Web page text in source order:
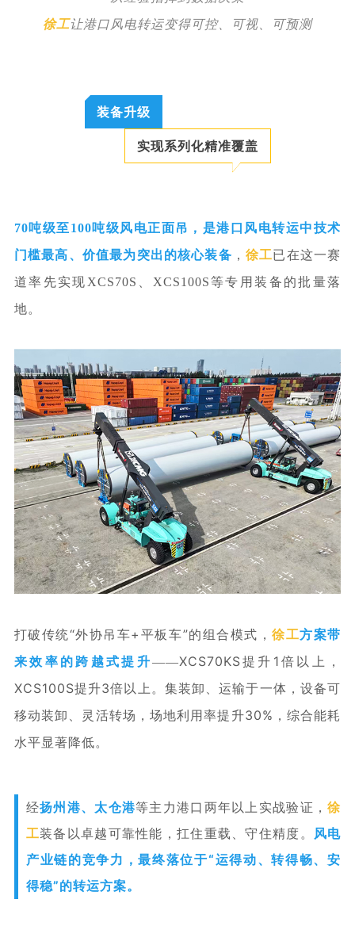
徐工让港口风电转运变得可控、可视、可预测
装备升级
实现系列化精准覆盖
70吨级至100吨级风电正面吊，是港口风电转运中技术
门槛最高、价值最为突出的核心装备 ，徐工已在这一赛
道率先实现 XCS70S、XCS100S等专用装备的批量落
地。
打破传统“外协吊车+平板车”的组合模式，徐工方案带
来效率的跨越式提升——XCS70KS提升1倍以上，
XCS100S提升3倍以上 。 集装卸、运输于一体， 设备可
移动装卸、灵活转场， 场地利用率提升30% ， 综合能耗
水平显著降低。
经扬州港、太仓港等主力港口两年以上实战验证，徐
工装备以卓越可靠性能，扛住重载、守住精度。
风电
产业链的竞争力，最终落位于“运得动、转得畅、安
得稳”的转运方案。